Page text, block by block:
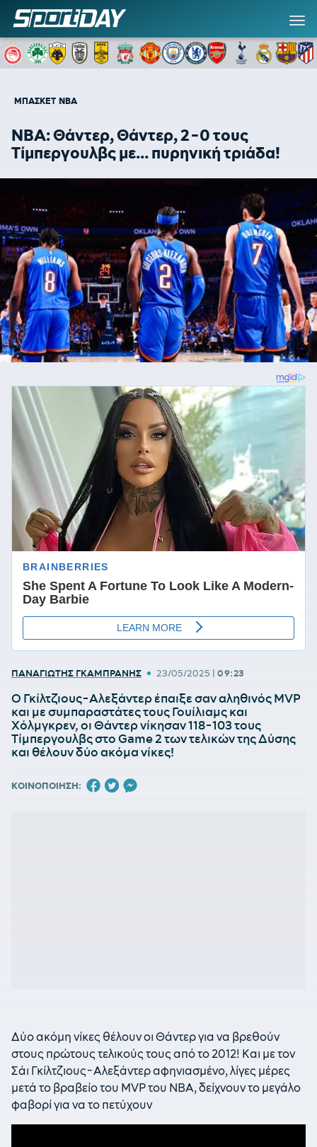
ΜΠΑΣΚΕΤ NBA
NBA: Θάντερ, Θάντερ, 2-0 τους
Τίμπεργουλβς με... πυρηνική τριάδα!
ΠΑΝΑΓΙΩΤΗΣ ΓΚΑΜΠΡΑΝΗΣ • 23/05/2025 | 09:23
O Γκίλτζιους-Αλεξάντερ έπαιξε σαν αληθινός MVP
και με συμπαραστάτες τους Γουίλιαμς και
Χόλμγκρεν, οι Θάντερ νίκησαν 118-103 τους
Τίμπεργουλβς στο Game 2 των τελικών της Δύσης
και θέλουν δύο ακόμα νίκες!
ΚΟΙΝΟΠΟΙΗΣΗ:
Δύο ακόμη νίκες θέλουν οι Θάντερ για να βρεθούν
στους πρώτους τελικούς τους από το 2012! Και με τον
Σάι Γκίλτζιους-Αλεξάντερ αφηνιασμένο, λίγες μέρες
μετά το βραβείο του MVP του NBA, δείχνουν το μεγάλο
φαβορί για να το πετύχουν